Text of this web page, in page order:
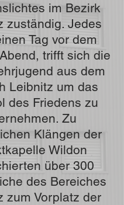
im Bezirk
zuständig. Jedes
Tag vor dem
trifft sich die
aus dem
Leibnitz um das
des Friedens zu
Zu
Klängen der
Wildon
über 300
des Bereiches
zum Vorplatz der